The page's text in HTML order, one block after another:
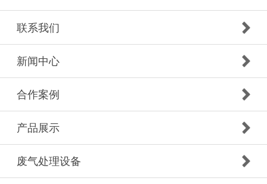
联系我们
新闻中心
合作案例
产品展示
废气处理设备